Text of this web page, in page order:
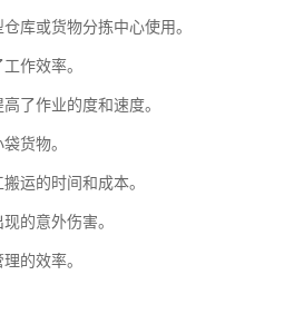
库或货物分拣中心使用。
作效率。
了作业的度和速度。
货物。
运的时间和成本。
的意外伤害。
的效率。